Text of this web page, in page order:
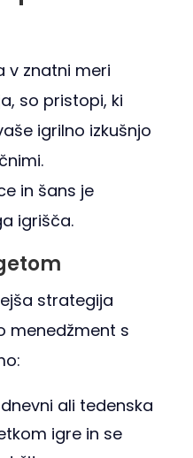
v znatni meri
so pristopi, ki
igrilno izkušnjo
in šans je
igrišča.
strategija
menedžment s
ali tedenska
igre in se